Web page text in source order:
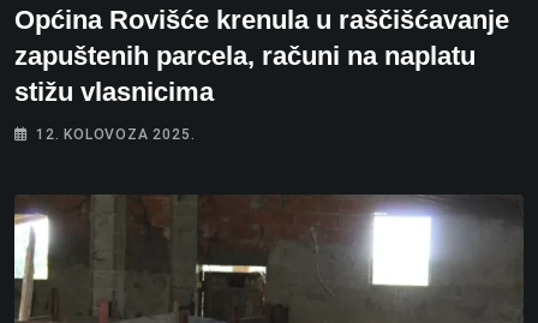
Općina Rovišće krenula u raščišćavanje
zapuštenih parcela, računi na naplatu
stižu vlasnicima
12. KOLOVOZA 2025.